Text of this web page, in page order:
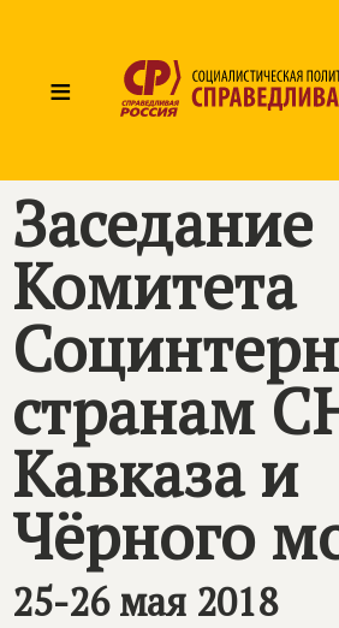
≡
Заседание
Комитета
странам
Кавказа и
Чёрного
25-26 мая 2018